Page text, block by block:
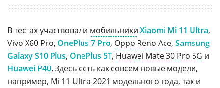
В тестах участвовали мобильники Xiaomi Mi 11 Ultra,
Vivo X60 Pro, OnePlus 7 Pro, Oppo Reno Ace, Samsung
Galaxy S10 Plus, OnePlus 5T, Huawei Mate 30 Pro 5G и
Huawei P40. Здесь есть как совсем новые модели,
например, Mi 11 Ultra 2021 модельного года, так и